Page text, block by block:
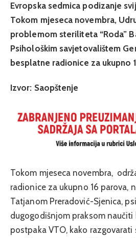
Evropska sedmica podizanje
Tokom mjeseca novembra,
problemom steriliteta “Roda”
Psihološkim savjetovalištem
besplatne radionice za ukupno
Izvor: Saopštenje
Tokom mjeseca novembra,
radionice za ukupno 16 parova,
Tatjanom Preradović-Sjenica,
dugogodišnjom praksom naučiti
postpaka VTO, kako razgovarati